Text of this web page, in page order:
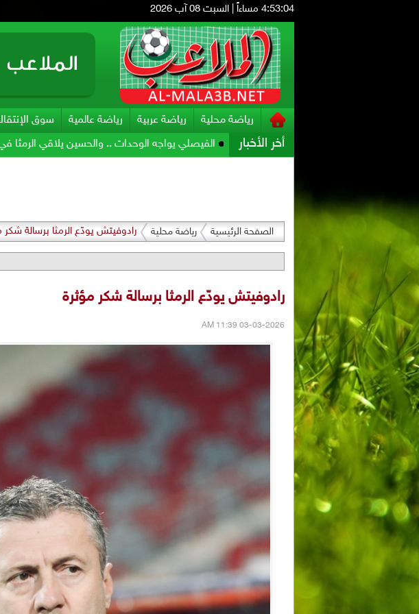
4:53:05 مساءاً السبت 08 آب 2026
رياضة محلية رياضة عربية رياضة عالمية سوق
أخر الأخبار
الفيصلي يواجه الوحدات .. والحسين يلاقي الرمثا في نصف نهائي
الصفحة الرئيسية رياضة محلية رادوفيتش يودّع الرمثا برسالة شكر
رادوفيتش يودّع الرمثا برسالة شكر مؤثرة
03-03-2026 11:39 AM